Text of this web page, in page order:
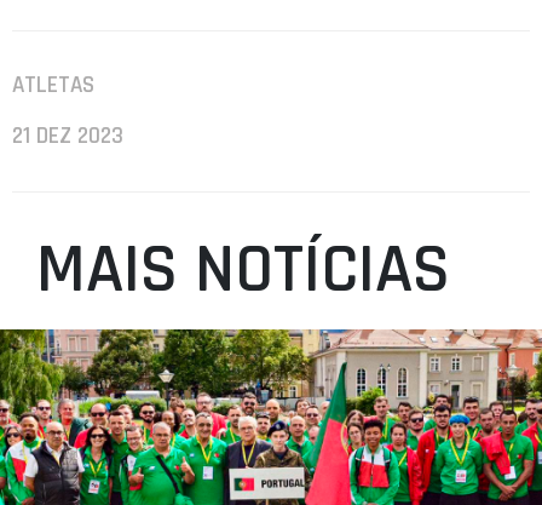
ATLETAS
21 DEZ 2023
MAIS NOTÍCIAS